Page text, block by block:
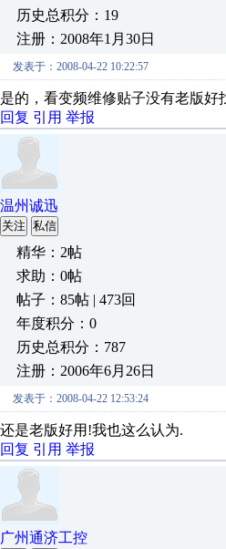
历史总积分：19
注册：2008年1月30日
发表于：2008-04-22 10:22:57
是的，看变频维修贴子没有老版好
回复 引用 举报
温州诚迅
关注 私信
精华：2帖
求助：0帖
帖子：85帖 | 473回
年度积分：0
历史总积分：787
注册：2006年6月26日
发表于：2008-04-22 12:53:24
还是老版好用!我也这么认为.
回复 引用 举报
广州通济工控